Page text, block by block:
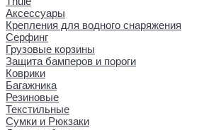
Аксессуары
Крепления для водного снаряжения
Серфинг
Грузовые корзины
Защита бамперов и пороги
Коврики
Багажника
Резиновые
Текстильные
Сумки и Рюкзаки